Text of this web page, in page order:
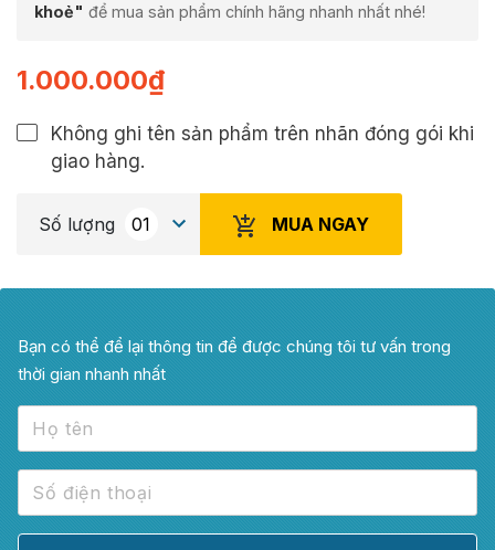
khoẻ" để mua sản phẩm chính hãng nhanh nhất nhé!
1.000.000₫
Không ghi tên sản phẩm trên nhãn đóng gói khi
giao hàng.
Số lượng MUA NGAY
Bạn có thể để lại thông tin để được chúng tôi tư vấn trong
thời gian nhanh nhất